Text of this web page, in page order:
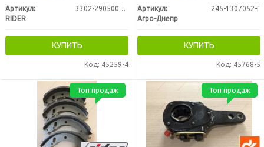
Артикул:
3302-2905006-03
RIDER
КУПИТЬ
Код: 45259-4
Артикул:
245-1307052-Г
Агро-Днепр
КУПИТЬ
Код: 45768-5
Топ продаж Топ продаж